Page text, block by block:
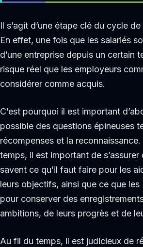
Il s’agit d’une étape clé du cycle
En effet, une fois que les salariés
d’une entreprise depuis un certain
risque réel que les employeurs
considérer comme acquis.
C’est pourquoi il est important
possible des questions épineuses
récompenses et la
temps, il est important de
savent ce qu’il faut faire pour les
leurs objectifs, ainsi que ce que
pour conserver des
ambitions, de leurs progrès et de
Au fil du temps, il est judicieux de